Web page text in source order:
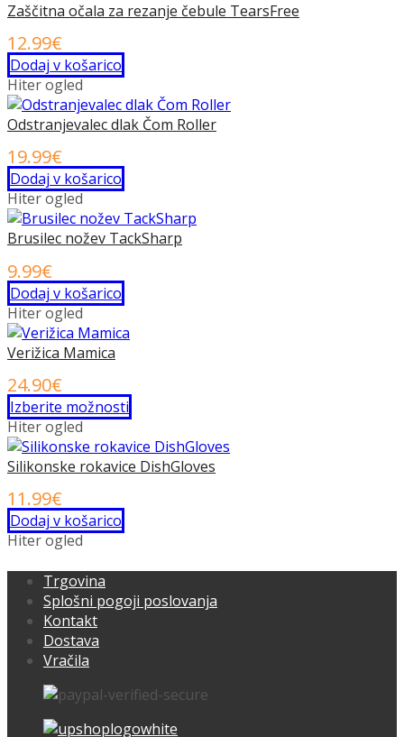
Zaščitna očala za rezanje čebule TearsFree
12.99€
Dodaj v košarico
Hiter ogled
Odstranjevalec dlak Čom Roller
19.99€
Dodaj v košarico
Hiter ogled
Brusilec nožev TackSharp
9.99€
Dodaj v košarico
Hiter ogled
Verižica Mamica
24.90€
Izberite možnosti
izdelek
ima
več
izdelka
Hiter ogled
Silikonske rokavice DishGloves
11.99€
Dodaj v košarico
Hiter ogled
Trgovina
Splošni pogoji poslovanja
Kontakt
Dostava
Vračila